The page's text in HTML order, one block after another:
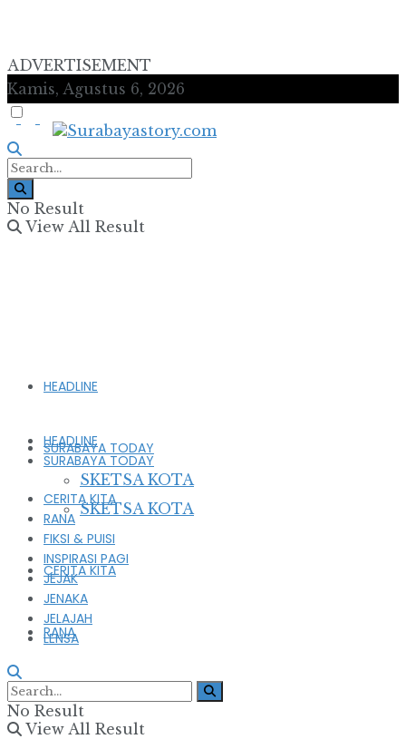
ADVERTISEMENT
Kamis, Agustus 6, 2026
No Result
View All Result
HEADLINE
SURABAYA TODAY
SKETSA KOTA
CERITA KITA
RANA
FIKSI & PUISI
HEADLINE
SURABAYA TODAY
SKETSA KOTA
CERITA KITA
RANA
FIKSI & PUISI
INSPIRASI PAGI
JEJAK
JENAKA
JELAJAH
LENSA
No Result
View All Result